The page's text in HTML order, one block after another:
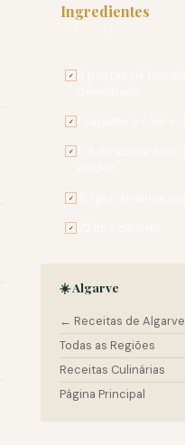
Ingredientes
✓
✓
✓
✓
✓
☀️ Algarve
← Receitas de Algarve
Todas as Regiões
Receitas Culinárias
Página Principal